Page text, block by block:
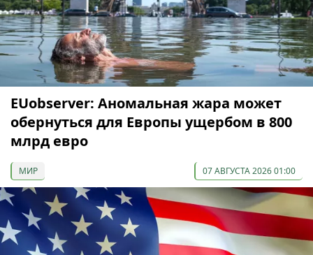
EUobserver: Аномальная жара может
обернуться для Европы ущербом в 800
млрд евро
МИР 07 АВГУСТА 2026 01:00